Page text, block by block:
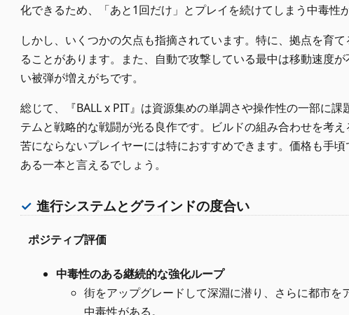
化できるため、「あと1回だけ」とプレイを続けてしまう中毒性
しかし、いくつかの欠点も指摘されています。特に、拠点を育
ることがあります。また、自動で攻撃している最中は移動速度
い被弾が増えがちです。
総じて、『BALL x PIT』は資源集めの単調さや操作性の一部に
テムと戦略的な戦闘が光る良作です。ビルドの組み合わせを考
苦にならないプレイヤーには特におすすめできます。価格も手
ある一本と言えるでしょう。
進行システムとグラインドの度合い
ポジティブ評価
中毒性のある継続的な強化ループ
街をアップグレードして深淵に潜り、さらに都市
中毒性がある。